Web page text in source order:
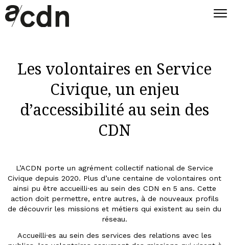
Les volontaires en Service
Civique, un enjeu
d’accessibilité au sein des
CDN
L’ACDN porte un agrément collectif national de Service
Civique depuis 2020. Plus d’une centaine de volontaires ont
ainsi pu être accueilli·es au sein des CDN en 5 ans. Cette
action doit permettre, entre autres, à de nouveaux profils
de découvrir les missions et métiers qui existent au sein du
réseau.
Accueilli·es au sein des services des relations avec les